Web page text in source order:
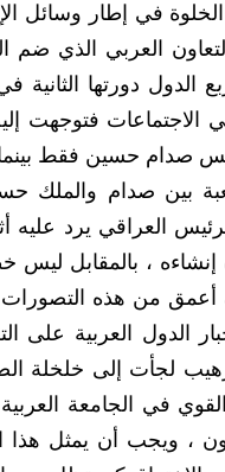
في إطار وسائل
العربي الذي
الدول دورتها
فتوجهت
حسين فقط بينما
بين صدام والملك
العراقي يرد عليه
إنشاءه ، بالمقابل
أعمق من هذه التصورات
الدول العربية
لجأت إلى
في الجامعة
، ويجب أن يمثل هذا